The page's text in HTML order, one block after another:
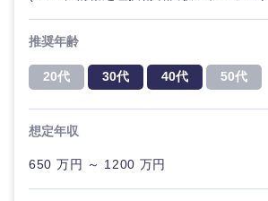
画・事業
企画
経営ボー
SCM
すべての経営企
事業企画・事業
新規事業企画・
経営ボード
SCM
エネルギー・資源・環境
電気・電子・半導体
秋田県 岩手
宮城県
希望年収
20代
推奨年齢
20代 30代 40代 50代
想定年収
650 万円 ～ 1200 万円